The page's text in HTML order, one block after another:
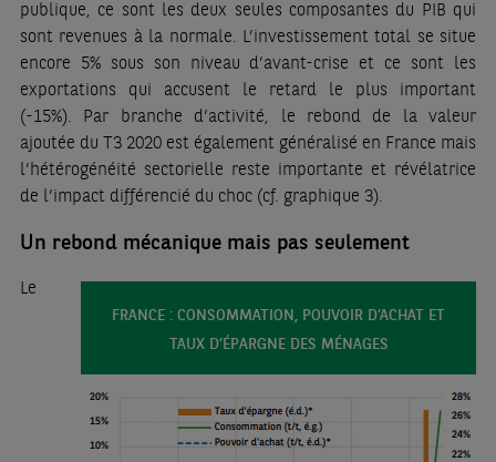
publique, ce sont les deux seules composantes du PIB qui
sont revenues à la normale. L’investissement total se situe
encore 5% sous son niveau d’avant-crise et ce sont les
exportations qui accusent le retard le plus important
(-15%). Par branche d’activité, le rebond de la valeur
ajoutée du T3 2020 est également généralisé en France mais
l’hétérogénéité sectorielle reste importante et révélatrice
de l’impact différencié du choc (cf. graphique 3).
Un rebond mécanique mais pas seulement
FRANCE : CONSOMMATION, POUVOIR D’ACHAT ET
TAUX D’ÉPARGNE DES MÉNAGES
Le